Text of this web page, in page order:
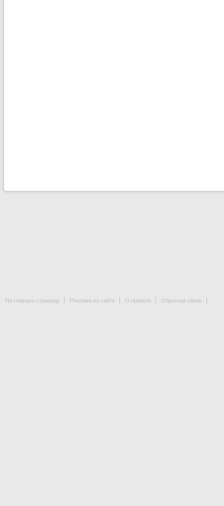
На главную страницу Реклама на сайте О проекте Обратная связь